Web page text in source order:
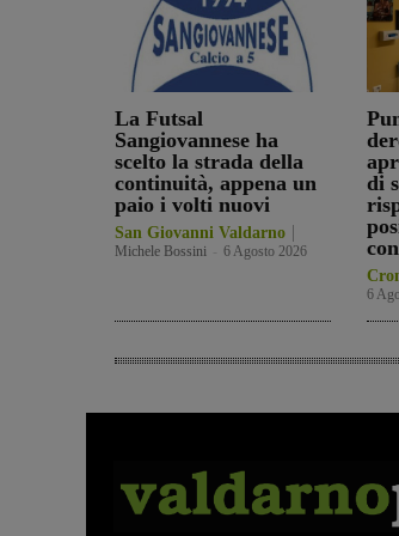
La Futsal
Sangiovannese ha
scelto la strada della
continuità, appena un
paio i volti nuovi
San Giovanni Valdarno
Michele Bossini 6 Agosto 2026
di
6